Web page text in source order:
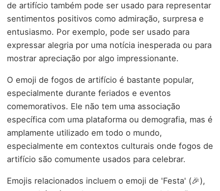
de artifício também pode ser usado para representar
sentimentos positivos como admiração, surpresa e
entusiasmo. Por exemplo, pode ser usado para
expressar alegria por uma notícia inesperada ou para
mostrar apreciação por algo impressionante.
O emoji de fogos de artifício é bastante popular,
especialmente durante feriados e eventos
comemorativos. Ele não tem uma associação
específica com uma plataforma ou demografia, mas é
amplamente utilizado em todo o mundo,
especialmente em contextos culturais onde fogos de
artifício são comumente usados para celebrar.
Emojis relacionados incluem o emoji de 'Festa' (🎉),